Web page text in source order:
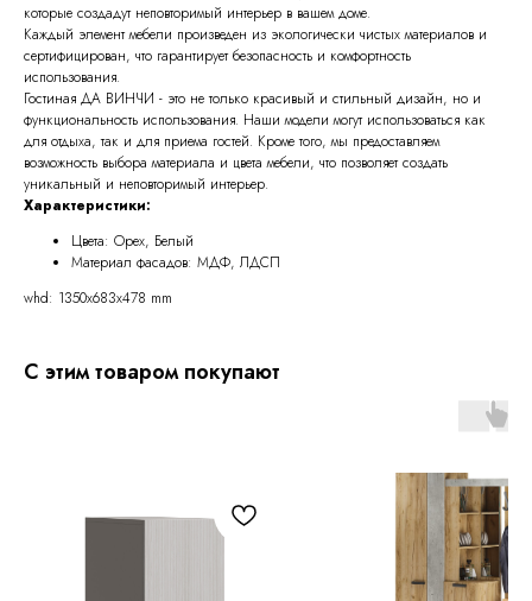
которые создадут неповторимый интерьер в вашем доме.
Каждый элемент мебели произведен из экологически чистых материалов и
сертифицирован, что гарантирует безопасность и комфортность
использования.
Гостиная ДА ВИНЧИ - это не только красивый и стильный дизайн, но и
функциональность использования. Наши модели могут использоваться как
для отдыха, так и для приема гостей. Кроме того, мы предоставляем
возможность выбора материала и цвета мебели, что позволяет создать
уникальный и неповторимый интерьер.
Характеристики:
Цвета: Орех, Белый
Материал фасадов: МДФ, ЛДСП
whd: 1350x683x478 mm
С этим товаром покупают